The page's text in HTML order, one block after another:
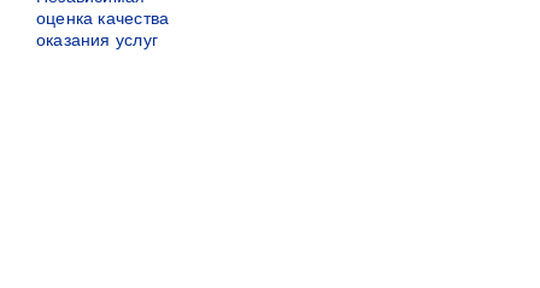
оценка качества
оказания услуг